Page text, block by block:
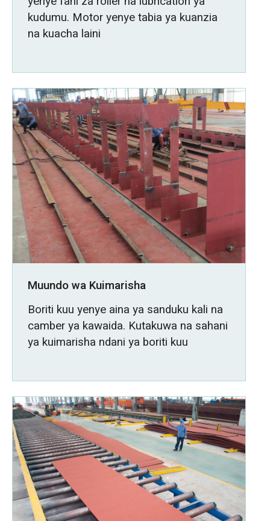
kudumu. Motor yenye tabia ya kuanzia
na kuacha laini
Muundo wa Kuimarisha
Boriti kuu yenye aina ya sanduku kali na
camber ya kawaida. Kutakuwa na sahani
ya kuimarisha ndani ya boriti kuu